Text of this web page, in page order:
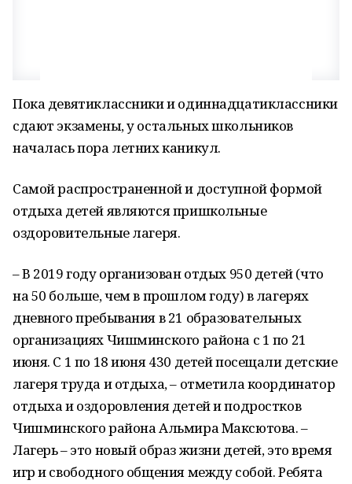
Пока девятиклассники и одиннадцатиклассники
сдают экзамены, у остальных школьников
началась пора летних каникул.
Самой распространенной и доступной формой
отдыха детей являются пришкольные
оздоровительные лагеря.
– В 2019 году организован отдых 950 детей (что
на 50 больше, чем в прошлом году) в лагерях
дневного пребывания в 21 образовательных
организациях Чишминского района с 1 по 21
июня. С 1 по 18 июня 430 детей посещали детские
лагеря труда и отдыха, – отметила координатор
отдыха и оздоровления детей и подростков
Чишминского района Альмира Максютова. –
Лагерь – это новый образ жизни детей, это время
игр и свободного общения между собой. Ребята